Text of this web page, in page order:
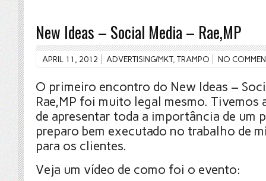
New Ideas – Social Media – Rae,MP
APRIL 11, 2012 ADVERTISING/MKT, TRAMPO NO
O primeiro encontro do New Ideas –
Rae,MP foi muito legal mesmo. Tivemos
de apresentar toda a importância de um
preparo bem executado no trabalho de
para os clientes.
Veja um vídeo de como foi o evento: